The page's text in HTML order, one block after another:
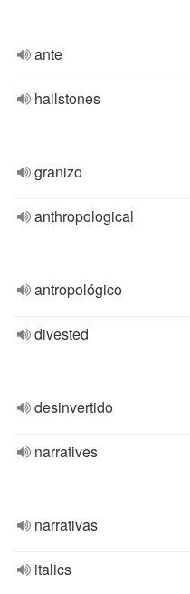
ante
hailstones
granizo
anthropological
antropológico
divested
desinvertido
narratives
narrativas
italics